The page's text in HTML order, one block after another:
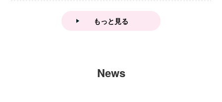
もっと見る
News